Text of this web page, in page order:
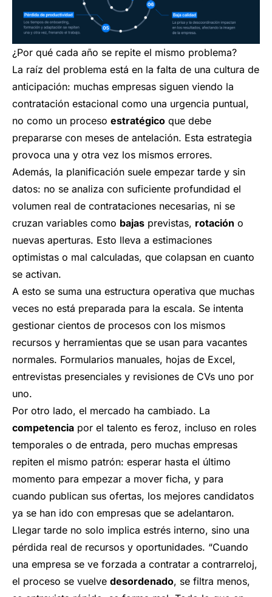
¿Por qué cada año se repite el mismo problema?
La raíz del problema está en la falta de una cultura de
anticipación: muchas empresas siguen viendo la
contratación estacional como una urgencia puntual,
no como un proceso estratégico que debe
prepararse con meses de antelación. Esta estrategia
provoca una y otra vez los mismos errores.
Además, la planificación suele empezar tarde y sin
datos: no se analiza con suficiente profundidad el
volumen real de contrataciones necesarias, ni se
cruzan variables como bajas previstas, rotación o
nuevas aperturas. Esto lleva a estimaciones
optimistas o mal calculadas, que colapsan en cuanto
se activan.
A esto se suma una estructura operativa que muchas
veces no está preparada para la escala. Se intenta
gestionar cientos de procesos con los mismos
recursos y herramientas que se usan para vacantes
normales. Formularios manuales, hojas de Excel,
entrevistas presenciales y revisiones de CVs uno por
uno.
Por otro lado, el mercado ha cambiado. La
competencia por el talento es feroz, incluso en roles
temporales o de entrada, pero muchas empresas
repiten el mismo patrón: esperar hasta el último
momento para empezar a mover ficha, y para
cuando publican sus ofertas, los mejores candidatos
ya se han ido con empresas que se adelantaron.
Llegar tarde no solo implica estrés interno, sino una
pérdida real de recursos y oportunidades. “Cuando
una empresa se ve forzada a contratar a contrarreloj,
el proceso se vuelve desordenado, se filtra menos,